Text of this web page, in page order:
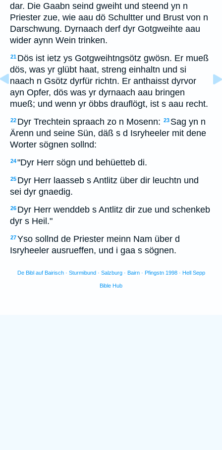
dar. Die Gaabn seind gweiht und steend yn n
Priester zue, wie aau dö Schultter und Brust von n
Darschwung. Dyrnaach derf dyr Gotgweihte aau
wider aynn Wein trinken.
21 Dös ist ietz ys Gotgweihtngsötz gwösn. Er mueß
dös, was yr glübt haat, streng einhaltn und si
naach n Gsötz dyrfür richtn. Er anthaisst dyrvor
ayn Opfer, dös was yr dyrnaach aau bringen
mueß; und wenn yr öbbs drauflögt, ist s aau recht.
22 Dyr Trechtein spraach zo n Mosenn: 23 Sag yn n
Ärenn und seine Sün, däß s d Isryheeler mit dene
Worter sögnen sollnd:
24"Dyr Herr sögn und behüetteb di.
25 Dyr Herr laasseb s Antlitz über dir leuchtn und
sei dyr gnaedig.
26 Dyr Herr wenddeb s Antlitz dir zue und schenkeb
dyr s Heil."
27Yso sollnd de Priester meinn Nam über d
Isryheeler ausrueffen, und i gaa s sögnen.
De Bibl auf Bairisch · Sturmibund · Salzburg · Bairn · Pfingstn 1998 · Hell Sepp
Bible Hub